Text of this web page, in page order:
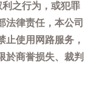
之行为，或犯罪
法律责任，本公司
止使用网路服务，
於商誉损失、裁判